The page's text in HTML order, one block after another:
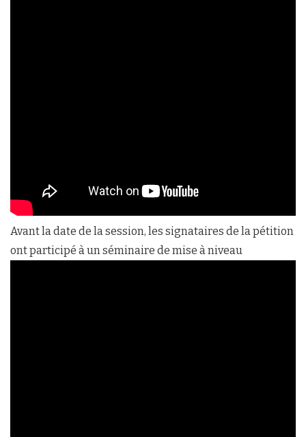
Avant la date de la session, les signataires de la pétition
ont participé à un séminaire de mise à niveau